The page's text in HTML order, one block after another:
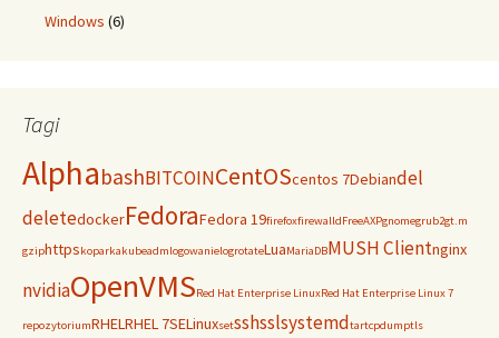
Windows (6)
Tagi
AlphabashBITCOINCentOScentos 7Debiandel
deletedockerFedoraFedora 19firefoxfirewalldFreeAXPgnomegrub2gt.m
gziphttpskoparkakubeadmlogowanielogrotateLuaMariaDBMUSH Clientnginx
nvidiaOpenVMSRed Hat Enterprise LinuxRed Hat Enterprise Linux 7
repozytoriumRHELRHEL 7SELinuxsetsshsslsystemdtartcpdumptls